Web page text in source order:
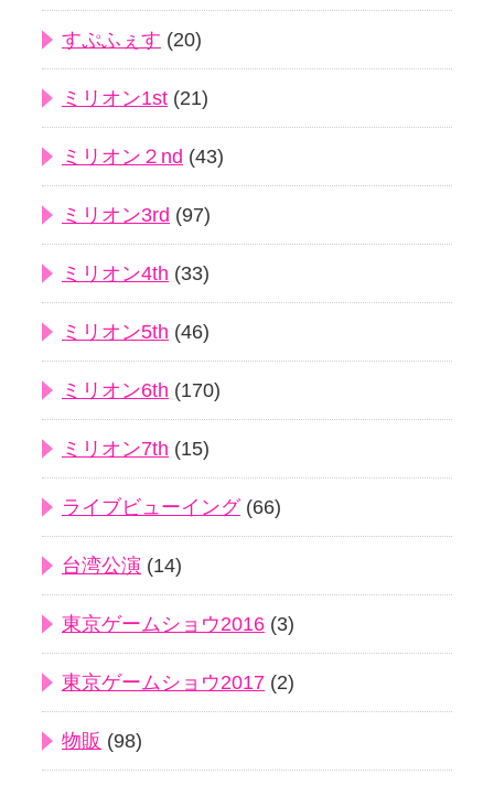
すぷふぇす (20)
ミリオン1st (21)
ミリオン２nd (43)
ミリオン3rd (97)
ミリオン4th (33)
ミリオン5th (46)
ミリオン6th (170)
ミリオン7th (15)
ライブビューイング(66)
台湾公演 (14)
東京ゲームショウ2016 (3)
東京ゲームショウ2017 (2)
物販 (98)